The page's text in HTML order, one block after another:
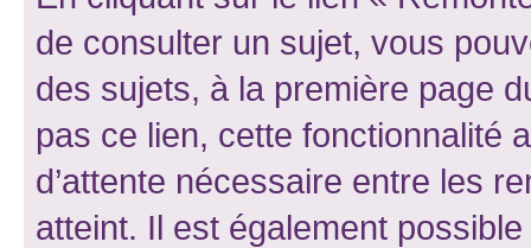
de consulter un sujet, vous
des sujets, à la première page
pas ce lien, cette fonctionnalité
d’attente nécessaire entre les
atteint. Il est également